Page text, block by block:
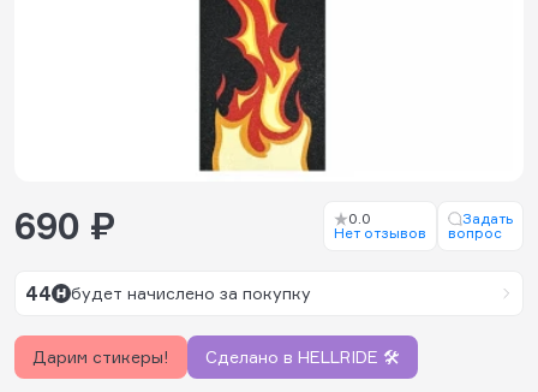
690 ₽
0.0
Нет отзывов
Задать
вопрос
44 будет начислено за покупку
Дарим стикеры! Сделано в HELLRIDE 🛠️